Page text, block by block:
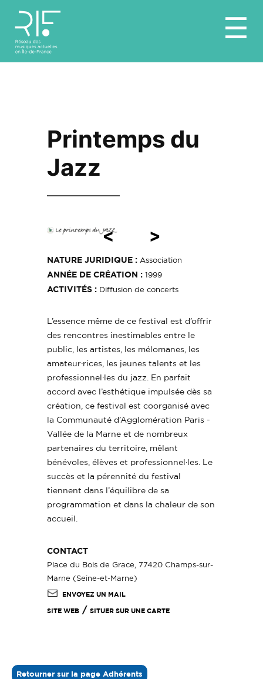
☰
Printemps du
Jazz
NATURE JURIDIQUE : Association
ANNÉE DE CRÉATION : 1999
ACTIVITÉS : Diffusion de concerts
L’essence même de ce festival est d’offrir
des rencontres inestimables entre le
public, les artistes, les mélomanes, les
amateur·rices, les jeunes talents et les
professionnel·les du jazz. En parfait
accord avec l’esthétique impulsée dès sa
création, ce festival est coorganisé avec
la Communauté d’Agglomération Paris -
Vallée de la Marne et de nombreux
partenaires du territoire, mêlant
bénévoles, élèves et professionnel·les. Le
succès et la pérennité du festival
tiennent dans l’équilibre de sa
programmation et dans la chaleur de son
accueil.
CONTACT
Place du Bois de Grace, 77420 Champs-sur-
Marne (Seine-et-Marne)
ENVOYEZ UN MAIL
SITE WEB / SITUER SUR UNE CARTE
< >
Retourner sur la page Adhérents